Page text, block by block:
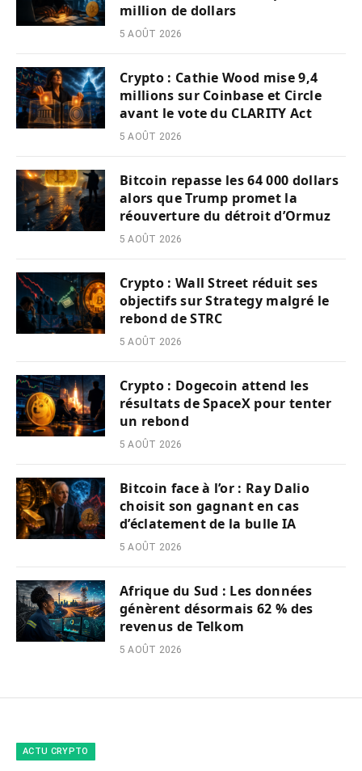
million de dollars
5 AOÛT 2026
Crypto : Cathie Wood mise 9,4
millions sur Coinbase et Circle
avant le vote du CLARITY Act
5 AOÛT 2026
Bitcoin repasse les 64 000 dollars
alors que Trump promet la
réouverture du détroit d’Ormuz
5 AOÛT 2026
Crypto : Wall Street réduit ses
objectifs sur Strategy malgré le
rebond de STRC
5 AOÛT 2026
Crypto : Dogecoin attend les
résultats de SpaceX pour tenter
un rebond
5 AOÛT 2026
Bitcoin face à l’or : Ray Dalio
choisit son gagnant en cas
d’éclatement de la bulle IA
5 AOÛT 2026
Afrique du Sud : Les données
génèrent désormais 62 % des
revenus de Telkom
5 AOÛT 2026
ACTU CRYPTO